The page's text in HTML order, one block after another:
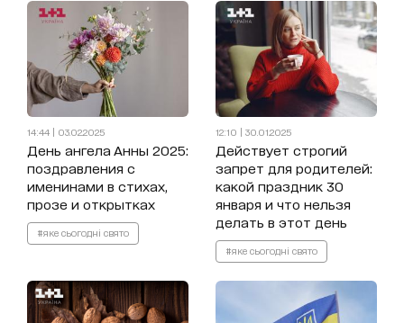
14:44 | 03.02.2025
День ангела Анны 2025:
поздравления с
именинами в стихах,
прозе и открытках
#яке сьогодні свято
12:10 | 30.01.2025
Действует строгий
запрет для родителей:
какой праздник 30
января и что нельзя
делать в этот день
#яке сьогодні свято